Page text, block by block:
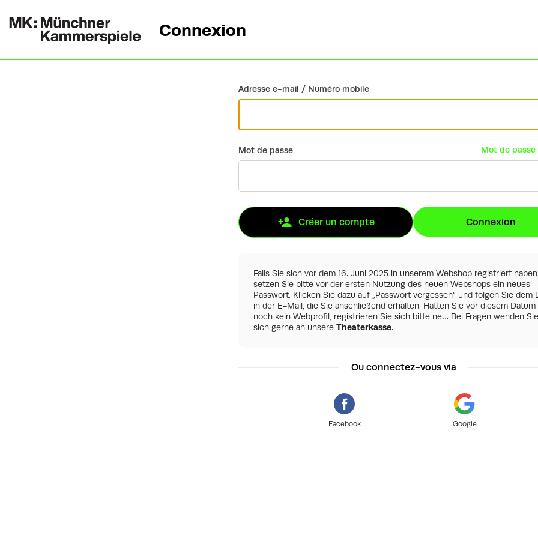
Retour
Connexion
Adresse e-mail / Numéro mobile
Mot de passe Mot de passe
Créer un compte Connexion
Falls Sie sich vor dem 16. Juni 2025 in unserem Webshop registriert haben,
setzen Sie bitte vor der ersten Nutzung des neuen Webshops ein neues
Passwort. Klicken Sie dazu auf „Passwort vergessen“ und folgen Sie dem
in der E-Mail, die Sie anschließend erhalten. Hatten Sie vor diesem Datum
noch kein Webprofil, registrieren Sie sich bitte neu. Bei Fragen wenden Sie
sich gerne an unsere Theaterkasse.
Ou connectez-vous via
Facebook Google